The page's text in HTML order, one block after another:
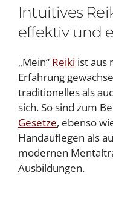
Intuitives
effektiv und
„Mein“ Reiki ist aus
Erfahrung
traditionelles als
sich. So sind zum
Gesetze, ebenso
Handauflegen als
modernen
Ausbildungen.